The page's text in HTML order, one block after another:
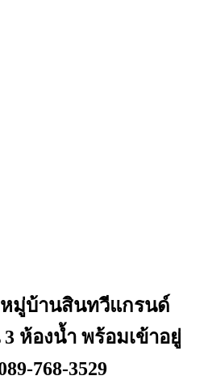
หมู่บ้านสินทวีแกรนด์
ห้องน้ำ พร้อมเข้าอยู่
768-3529